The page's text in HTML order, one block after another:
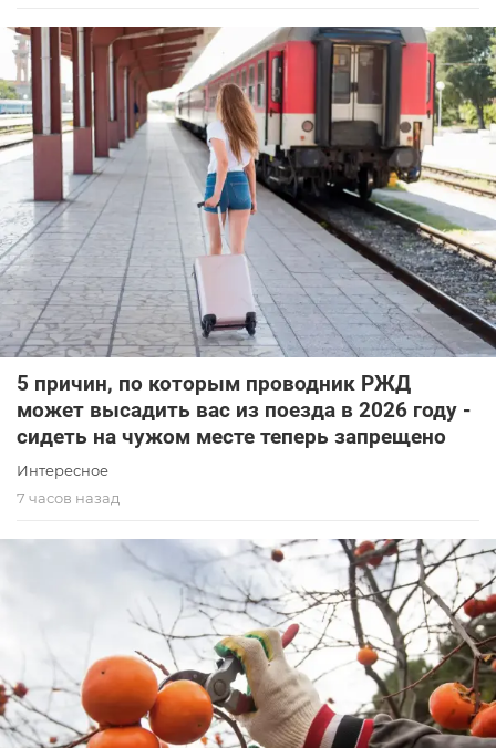
5 причин, по которым проводник РЖД
может высадить вас из поезда в 2026 году -
сидеть на чужом месте теперь запрещено
Интересное
7 часов назад